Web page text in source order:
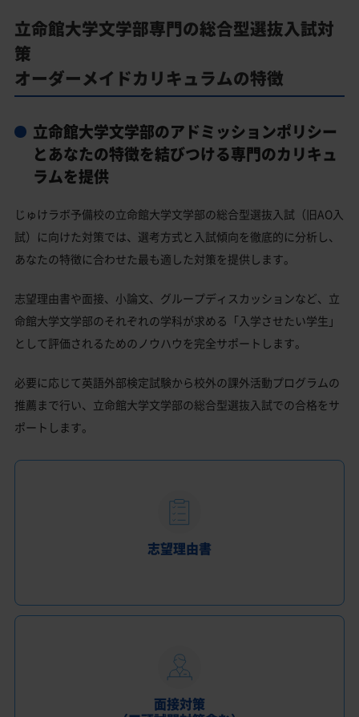
立命館大学文学部専門の総合型選抜入試対
策
オーダーメイドカリキュラムの特徴
立命館大学文学部のアドミッションポリシー
とあなたの特徴を結びつける専門のカリキュ
ラムを提供
じゅけラボ予備校の立命館大学文学部の総合型選抜入試（旧AO入
試）に向けた対策では、選考方式と入試傾向を徹底的に分析し、
あなたの特徴に合わせた最も適した対策を提供します。
志望理由書や面接、小論文、グループディスカッションなど、立
命館大学文学部のそれぞれの学科が求める「入学させたい学生」
として評価されるためのノウハウを完全サポートします。
必要に応じて英語外部検定試験から校外の課外活動プログラムの
推薦まで行い、立命館大学文学部の総合型選抜入試での合格をサ
ポートします。
志望理由書
面接対策